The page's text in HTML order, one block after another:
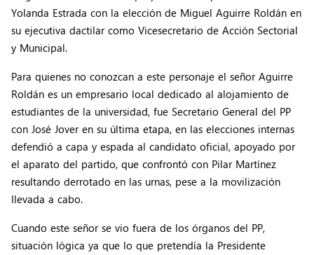
Yolanda Estrada con la elección de Miguel Aguirre Roldán en
su ejecutiva dactilar como Vicesecretario de Acción Sectorial
y Municipal.
Para quienes no conozcan a este personaje el señor Aguirre
Roldán es un empresario local dedicado al alojamiento de
estudiantes de la universidad, fue Secretario General del PP
con José Jover en su última etapa, en las elecciones internas
defendió a capa y espada al candidato oficial, apoyado por
el aparato del partido, que confrontó con Pilar Martínez
resultando derrotado en las urnas, pese a la movilización
llevada a cabo.
Cuando este señor se vio fuera de los órganos del PP,
situación lógica ya que lo que pretendía la Presidente